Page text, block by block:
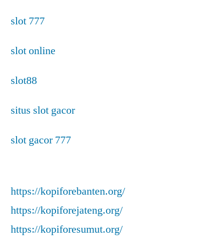
slot 777
slot online
slot88
situs slot gacor
slot gacor 777
https://kopiforebanten.org/
https://kopiforejateng.org/
https://kopiforesumut.org/